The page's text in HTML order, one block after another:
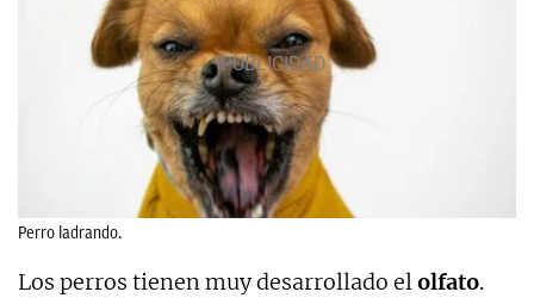
Perro ladrando.
Los perros tienen muy desarrollado el olfato.